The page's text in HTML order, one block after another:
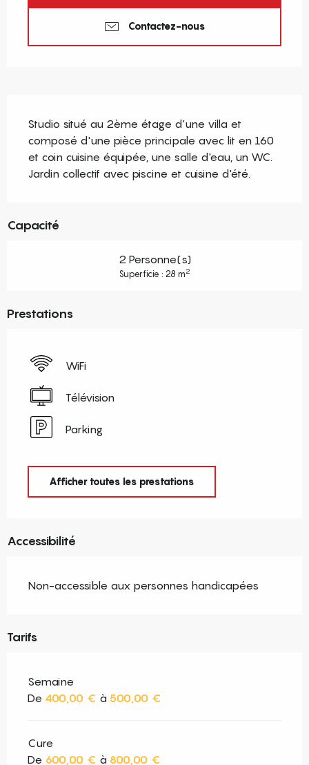
Contactez-nous
Studio situé au 2ème étage d'une villa et
composé d'une pièce principale avec lit en 160
et coin cuisine équipée, une salle d'eau, un WC.
Jardin collectif avec piscine et cuisine d'été.
Capacité
2 Personne(s)
Superficie : 28 m2
Prestations
WiFi
Télévision
Parking
Afficher toutes les prestations
Accessibilité
Non-accessible aux personnes handicapées
Tarifs
Semaine
De 400,00 € à 500,00 €
Cure
De 600,00 € à 800,00 €